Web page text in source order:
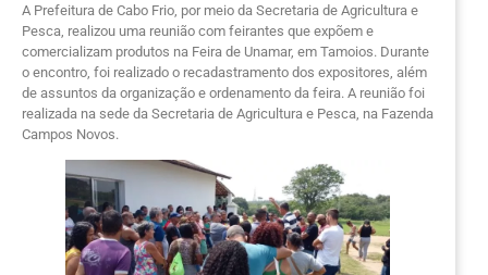
A Prefeitura de Cabo Frio, por meio da Secretaria de Agricultura e
Pesca, realizou uma reunião com feirantes que expõem e
comercializam produtos na Feira de Unamar, em Tamoios. Durante
o encontro, foi realizado o recadastramento dos expositores, além
de assuntos da organização e ordenamento da feira. A reunião foi
realizada na sede da Secretaria de Agricultura e Pesca, na Fazenda
Campos Novos.